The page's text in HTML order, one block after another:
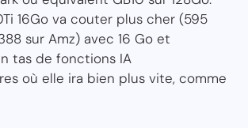
16Go va couter plus cher (595
sur Amz) avec 16 Go et
tas de fonctions IA
où elle ira bien plus vite, comme